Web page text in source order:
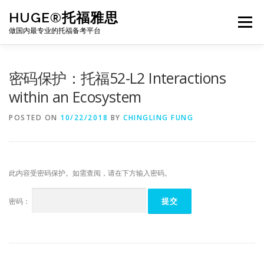
content
HUGE®托福雅思
做国内最专业的托福备考平台
Menu
密码保护：托福52-L2 Interactions
within an Ecosystem
POSTED ON 10/22/2018 BY CHINGLING FUNG
此内容受密码保护。如需查阅，请在下方输入密码。
密码：